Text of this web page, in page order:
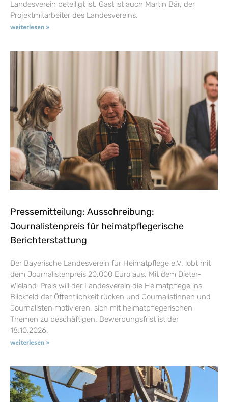
Landesverein beteiligt ist. Gast ist auch Martin Bär, der
Projektmitarbeiter des Landesvereins.
weiterlesen »
Pressemitteilung: Ausschreibung:
Journalistenpreis für heimatpflegerische
Berichterstattung
Der Bayerische Landesverein für Heimatpflege e.V. lobt mit
dem Journalistenpreis 20.000 Euro aus. Mit dem Dieter-
Wieland-Preis will der Landesverein die Heimatpflege ins
Blickfeld der Öffentlichkeit rücken und Journalistinnen und
Journalisten motivieren, sich mit heimatpflegerischen
Themen zu beschäftigen. Bewerbungsfrist ist der
18.10.2026.
weiterlesen »